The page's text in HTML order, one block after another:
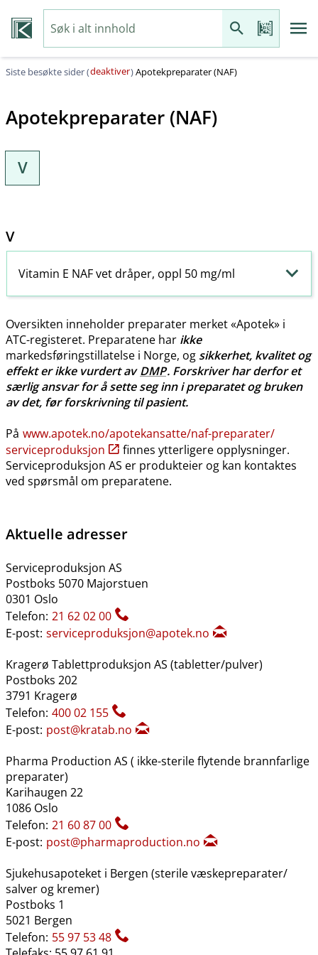
Siste besøkte sider (deaktiver)Apotekpreparater (NAF)
Apotekpreparater (NAF)
V
V
Vitamin E NAF vet dråper, oppl 50 mg/ml
Oversikten inneholder preparater merket «Apotek» i
ATC-registeret. Preparatene har ikke
markedsføringstillatelse i Norge, og sikkerhet, kvalitet og
effekt er ikke vurdert avDMP. Forskriver har derfor et
særlig ansvar for å sette seg inn i preparatet og bruken
av det, før forskrivning til pasient.
På www.apotek.no​/​apotekansatte​/​naf-preparater​/​
serviceproduksjon
finnes ytterligere opplysninger.
Serviceproduksjon AS er produkteier og kan kontaktes
ved spørsmål om preparatene.
Aktuelle adresser
Serviceproduksjon AS
Postboks 5070 Majorstuen
0301 Oslo
Telefon: 21 62 02 00
E-post: serviceproduksjon@apotek.no
Kragerø Tablettproduksjon AS (tabletter​/​pulver)
Postboks 202
3791 Kragerø
Telefon: 400 02 155
E-post: post@kratab.no
Pharma Production AS ( ikke-sterile flytende brannfarlige
preparater)
Karihaugen 22
1086 Oslo
Telefon: 21 60 87 00
E-post: post@pharmaproduction.no
Sjukehusapoteket i Bergen (sterile væskepreparater​/​
salver og kremer)
Postboks 1
5021 Bergen
Telefon: 55 97 53 48